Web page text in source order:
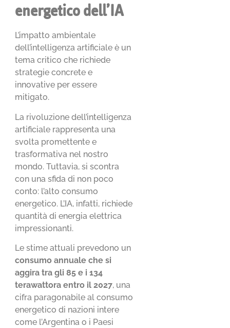
energetico dell’IA
L’impatto ambientale
dell’intelligenza artificiale è un
tema critico che richiede
strategie concrete e
innovative per essere
mitigato.
La rivoluzione dell’intelligenza
artificiale rappresenta una
svolta promettente e
trasformativa nel nostro
mondo. Tuttavia, si scontra
con una sfida di non poco
conto: l’alto consumo
energetico. L’IA, infatti, richiede
quantità di energia elettrica
impressionanti.
Le stime attuali prevedono un
consumo annuale che si
aggira tra gli 85 e i 134
terawattora entro il 2027, una
cifra paragonabile al consumo
energetico di nazioni intere
come l’Argentina o i Paesi